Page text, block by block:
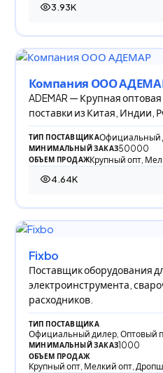
3.93K
3 932 просмотра
Компания ООО
ADEMAR — Крупная
поставки из Китая, Индии,
ТИП ПОСТАВЩИКАОфициальный
МИНИМАЛЬНЫЙ ЗАКАЗ50000
ОБЪЕМ ПРОДАЖКрупный опт,
4.64K
4 644 просмотра
Fixbo
Поставщик оборудования
электроинструмента,
расходников.
ТИП ПОСТАВЩИКА
Официальный дилер, Оптовый
МИНИМАЛЬНЫЙ ЗАКАЗ1000
ОБЪЕМ ПРОДАЖ
Крупный опт, Мелкий опт,